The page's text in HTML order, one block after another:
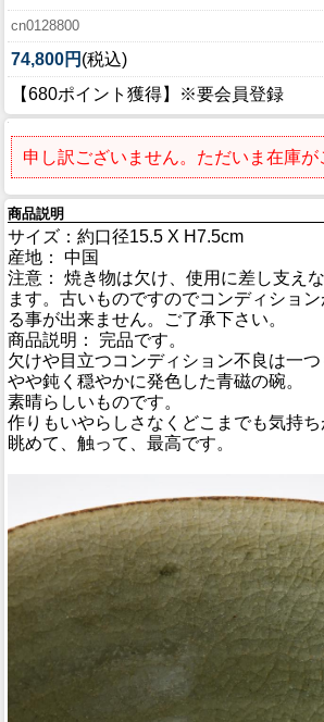
cn0128800
74,800円 (税込)
【680ポイント獲得】※要会員登録
申し訳ございません。ただいま在庫が
商品説明
サイズ：約口径15.5 X H7.5cm
産地： 中国
注意： 焼き物は欠け、使用に差し支え
ます。古いものですのでコンディショ
る事が出来ません。ご了承下さい。
商品説明： 完品です。
欠けや目立つコンディション不良は一つ
やや鈍く穏やかに発色した青磁の碗。
素晴らしいものです。
作りもいやらしさなくどこまでも気持ち
眺めて、触って、最高です。